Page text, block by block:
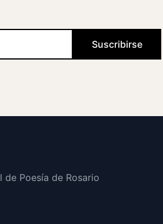
Suscribirse
de Poesía de Rosario